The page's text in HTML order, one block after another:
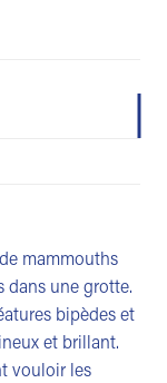
mammouths
dans une grotte.
bipèdes et
et brillant.
vouloir les